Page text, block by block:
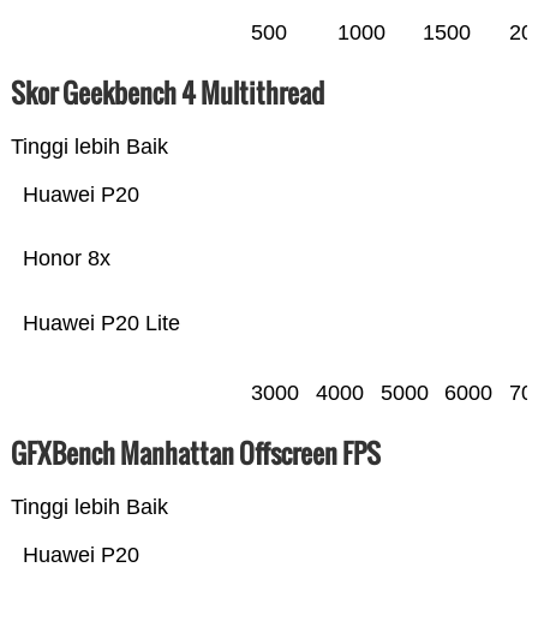
500 1000 1500
Skor Geekbench 4 Multithread
Tinggi lebih Baik
Huawei P20 Lite
Honor 8x
Huawei P20
3000 4000 5000 6000
GFXBench Manhattan Offscreen FPS
Tinggi lebih Baik
Huawei P20